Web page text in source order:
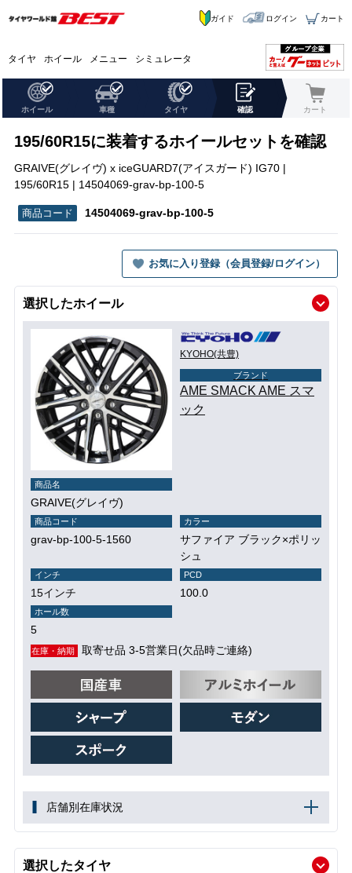
タイヤ ホイール メニュー シミュレータ
ガイド ログイン カート
ホイール 車種 タイヤ 確認 カート
195/60R15に装着するホイールセットを確認
GRAIVE(グレイヴ) x iceGUARD7(アイスガード) IG70 |
195/60R15 | 14504069-grav-bp-100-5
14504069-grav-bp-100-5
お気に入り登録（会員登録/ログイン）
選択したホイール
KYOHO(共豊)
ブランド
AME SMACK AME スマ
ック
商品名
GRAIVE(グレイヴ)
商品コード
grav-bp-100-5-1560
カラー
サファイア ブラック×ポリッ
シュ
インチ
15インチ
PCD
100.0
ホール数
5
在庫・納期 取寄せ品 3-5営業日(欠品時ご連絡)
店舗別在庫状況
選択したタイヤ